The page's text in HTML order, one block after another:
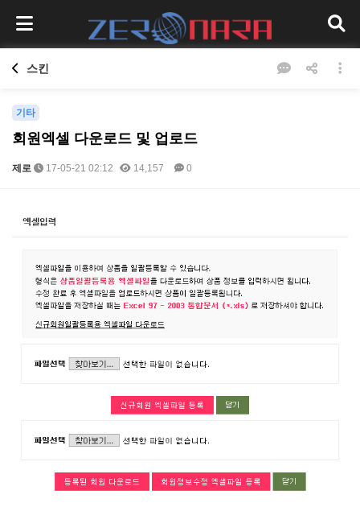
스킨
기타
회원엑셀 다운로드 및 업로드
제로 17-05-21 02:12 14,157 0